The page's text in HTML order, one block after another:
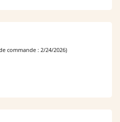
commande : 2/24/2026)